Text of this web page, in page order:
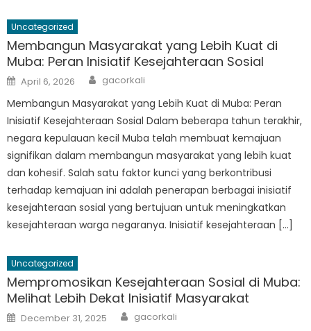
Uncategorized
Membangun Masyarakat yang Lebih Kuat di
Muba: Peran Inisiatif Kesejahteraan Sosial
Posted
on
April 6, 2026 Author
gacorkali
Membangun Masyarakat yang Lebih Kuat di Muba: Peran
Inisiatif Kesejahteraan Sosial Dalam beberapa tahun terakhir,
negara kepulauan kecil Muba telah membuat kemajuan
signifikan dalam membangun masyarakat yang lebih kuat
dan kohesif. Salah satu faktor kunci yang berkontribusi
terhadap kemajuan ini adalah penerapan berbagai inisiatif
kesejahteraan sosial yang bertujuan untuk meningkatkan
kesejahteraan warga negaranya. Inisiatif kesejahteraan […]
Uncategorized
Mempromosikan Kesejahteraan Sosial di Muba:
Melihat Lebih Dekat Inisiatif Masyarakat
Posted
on
December 31, 2025 Author
gacorkali